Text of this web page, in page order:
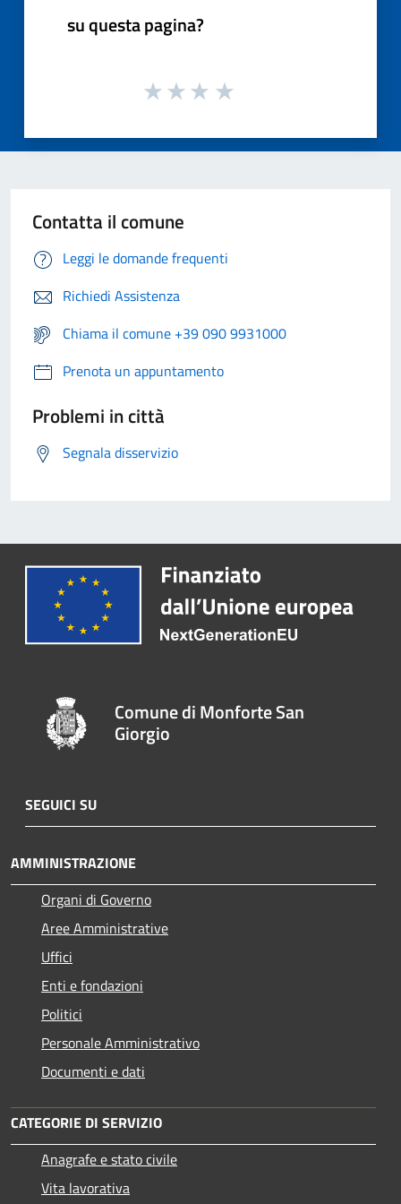
su questa pagina?
Contatta il comune
Leggi le domande frequenti
Richiedi Assistenza
Chiama il comune +39 090 9931000
Prenota un appuntamento
Problemi in città
Segnala disservizio
Comune di Monforte San
Giorgio
SEGUICI SU
AMMINISTRAZIONE
Organi di Governo
Aree Amministrative
Uffici
Enti e fondazioni
Politici
Personale Amministrativo
Documenti e dati
CATEGORIE DI SERVIZIO
Anagrafe e stato civile
Vita lavorativa